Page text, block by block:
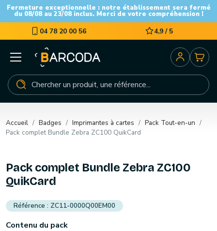
Fermeture exceptionnelle : notre établissement sera fermé
du 08/08 au 23/08 inclus. Merci de votre compréhension !
04 78 20 00 56 4,9 / 5
Accueil Badges Imprimantes à cartes
Pack Tout-en-un
Pack complet Bundle Zebra ZC100 QuikCard
Pack complet Bundle Zebra ZC100
QuikCard
ZC11-0000Q00EM00
Contenu du pack